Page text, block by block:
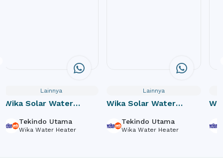
Lainnya
Wika Solar Water
Tekindo Utama
Wika Water Heater
Lainnya
Wika Solar Water
Tekindo Utama
Wika Water Heater